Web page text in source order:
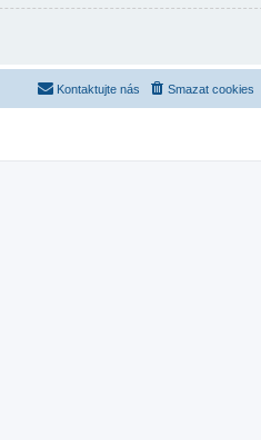
Smazat cookies
Kontaktujte nás